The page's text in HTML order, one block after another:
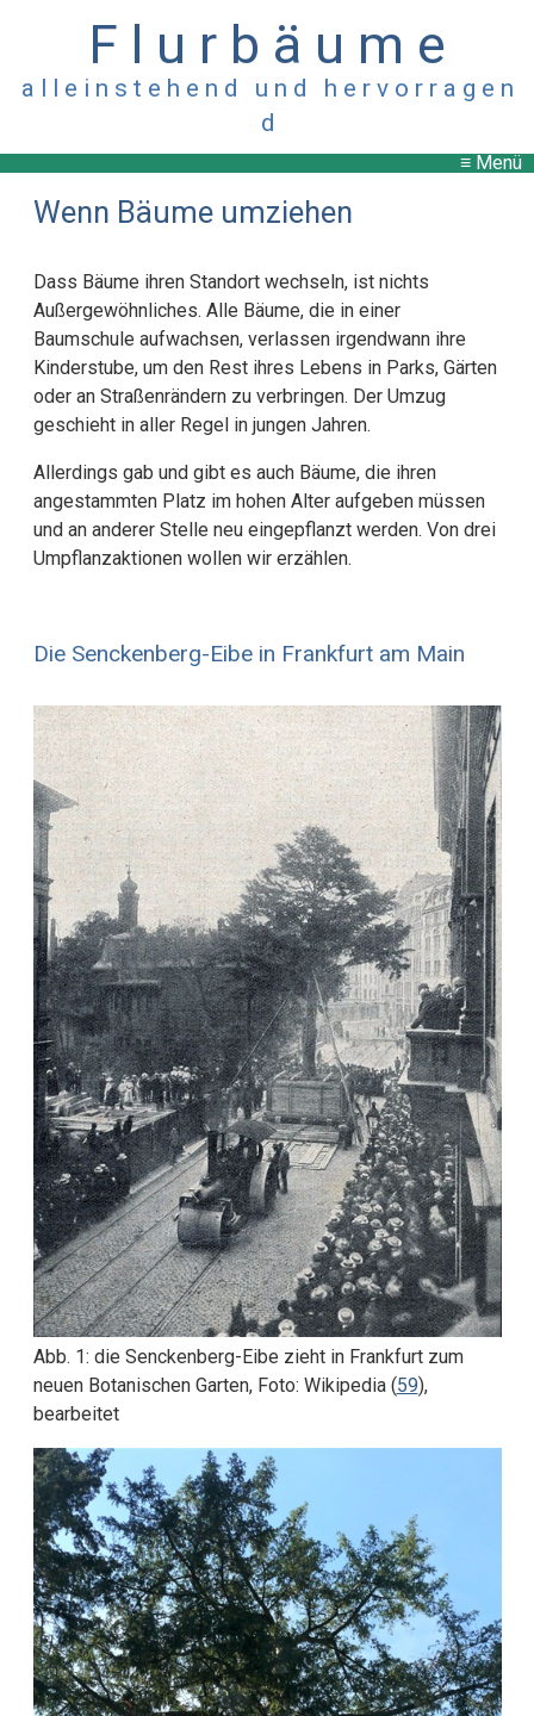
F l u r b ä u m e
a l l e i n s t e h e n d u n d h e r v o r r a g e n
d
≡ Menü
Wenn Bäume umziehen
Dass Bäume ihren Standort wechseln, ist nichts
Außergewöhnliches. Alle Bäume, die in einer
Baumschule aufwachsen, verlassen irgendwann ihre
Kinderstube, um den Rest ihres Lebens in Parks, Gärten
oder an Straßenrändern zu verbringen. Der Umzug
geschieht in aller Regel in jungen Jahren.
Allerdings gab und gibt es auch Bäume, die ihren
angestammten Platz im hohen Alter aufgeben müssen
und an anderer Stelle neu eingepflanzt werden. Von drei
Umpflanzaktionen wollen wir erzählen.
Die Senckenberg-Eibe in Frankfurt am Main
Abb. 1: die Senckenberg-Eibe zieht in Frankfurt zum
neuen Botanischen Garten, Foto: Wikipedia (59),
bearbeitet